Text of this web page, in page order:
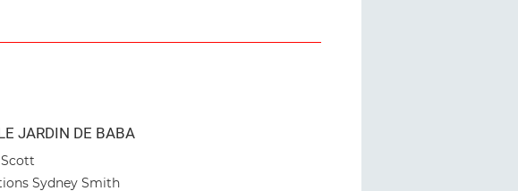
JARDIN DE BABA
Sydney Smith